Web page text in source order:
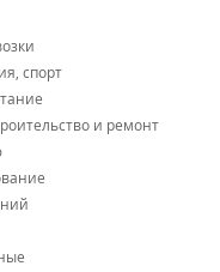
спорт
и ремонт